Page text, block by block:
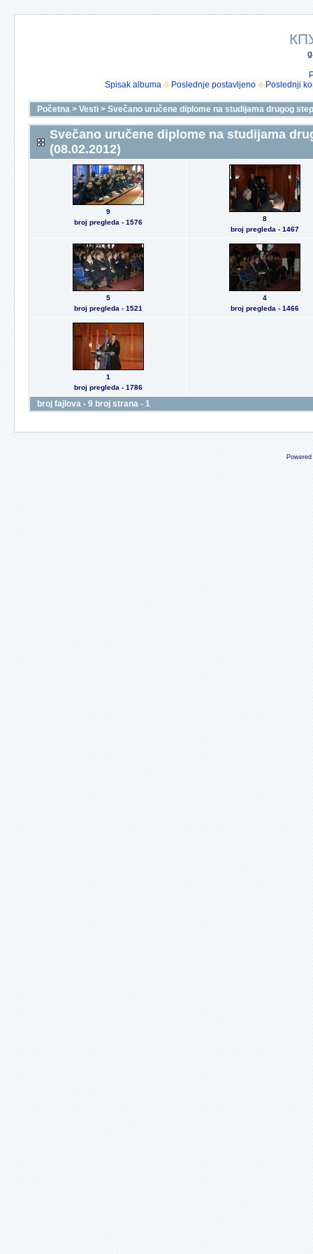
Spisak albuma
Poslednje postavljeno Poslednji
Početna > Vesti > Svečano uručene diplome na studijama drugog
Svečano uručene diplome na studijama
(08.02.2012)
9
broj pregleda - 1576
8
broj pregleda - 1467
5
broj pregleda - 1521
4
broj pregleda - 1466
1
broj pregleda - 1786
broj fajlova - 9 broj strana - 1